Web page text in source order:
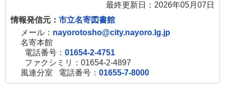
最終更新日：2026年05月07日
情報発信元： 市立名寄図書館
メール： nayorotosho@city.nayoro.lg.jp
名寄本館
電話番号： 01654-2-4751
ファクシミリ：01654-2-4897
風連分室
電話番号： 01655-7-8000